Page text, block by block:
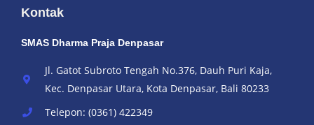
Kontak
SMAS Dharma Praja Denpasar
Jl. Gatot Subroto Tengah No.376, Dauh Puri Kaja,
Kec. Denpasar Utara, Kota Denpasar, Bali 80233
Telepon: (0361) 422349